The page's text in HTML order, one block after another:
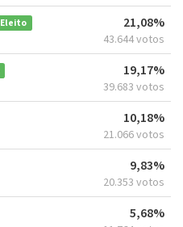
Eleito 21,08%
43.644 votos
19,17%
39.683 votos
10,18%
21.066 votos
9,83%
20.353 votos
5,68%